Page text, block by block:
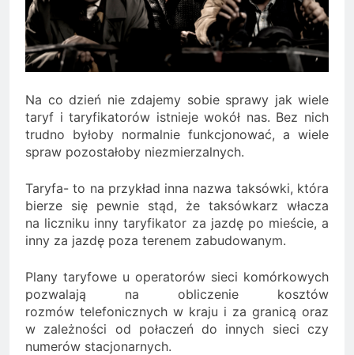
Minolta – kiedy wybrać
kolorowe, a kiedy czarno-
białe?
2 Lata Ago
Na czym polega
rozliczanie podatku?
Na co dzień nie zdajemy sobie sprawy jak wiele
taryf i taryfikatorów istnieje wokół nas. Bez nich
trudno byłoby normalnie funkcjonować, a wiele
spraw pozostałoby niezmierzalnych.
Taryfa- to na przykład inna nazwa taksówki, która
bierze się pewnie stąd, że taksówkarz włacza
na liczniku inny taryfikator za jazdę po mieście, a
inny za jazdę poza terenem zabudowanym.
Plany taryfowe u operatorów sieci komórkowych
pozwalają na obliczenie kosztów
rozmów telefonicznych w kraju i za granicą oraz
w zależności od połaczeń do innych sieci czy
numerów stacjonarnych.